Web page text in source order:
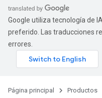
Google utiliza tecnología de
preferido. Las traducciones
errores.
Página principal Productos